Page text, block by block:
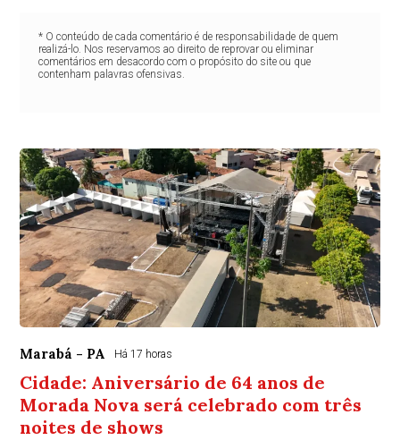
* O conteúdo de cada comentário é de responsabilidade de quem
realizá-lo. Nos reservamos ao direito de reprovar ou eliminar
comentários em desacordo com o propósito do site ou que
contenham palavras ofensivas.
Marabá - PA Há 17 horas
Cidade: Aniversário de 64 anos de
Morada Nova será celebrado com três
noites de shows